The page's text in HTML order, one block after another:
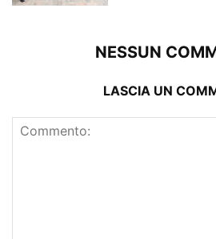
NESSUN
LASCIA UN